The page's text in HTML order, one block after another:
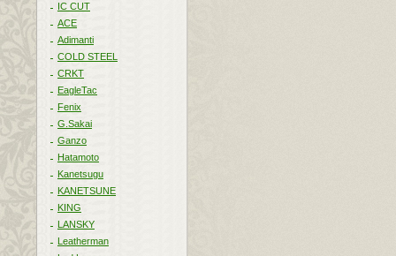
IC CUT
ACE
Adimanti
COLD STEEL
CRKT
EagleTac
Fenix
G.Sakai
Ganzo
Hatamoto
Kanetsugu
KANETSUNE
KING
LANSKY
Leatherman